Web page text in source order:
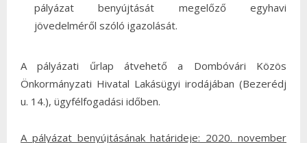
pályázat benyújtását megelőző egyhavi
jövedelméről szóló igazolását.
A pályázati űrlap átvehető a Dombóvári Közös
Önkormányzati Hivatal Lakásügyi irodájában (Bezerédj
u. 14.), ügyfélfogadási időben.
A pályázat benyújtásának határideje: 2020. november